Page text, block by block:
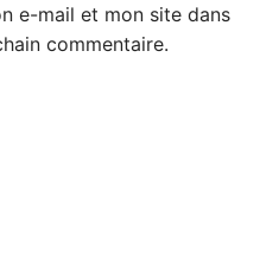
e-mail et mon site dans
commentaire.